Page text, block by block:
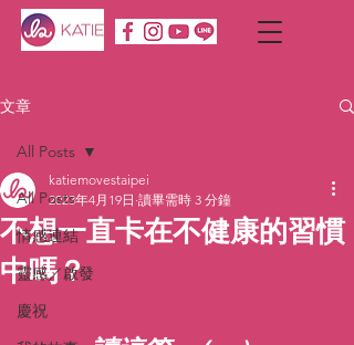
文章
All Posts
情感連結
靈感／啟發
慶祝
All Posts
不想一直卡在不健康的習慣
中嗎？
katiemovestaipei
2023年4月19日 讀畢需時 3 分鐘